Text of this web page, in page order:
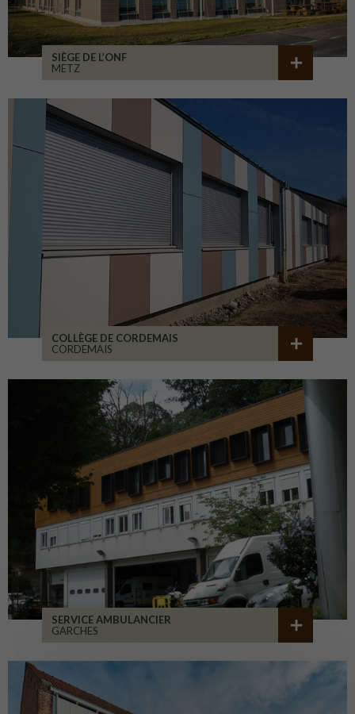
SIÈGE DE L’ONF
METZ
COLLÈGE DE CORDEMAIS
CORDEMAIS
SERVICE AMBULANCIER
GARCHES